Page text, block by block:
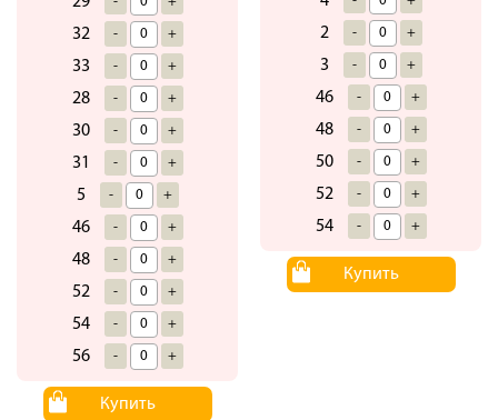
32 - +
33 - +
28 - +
30 - +
31 - +
5 - +
46 - +
48 - +
52 - +
54 - +
56 - +
Купить
2 - +
3 - +
46 - +
48 - +
50 - +
52 - +
54 - +
Купить